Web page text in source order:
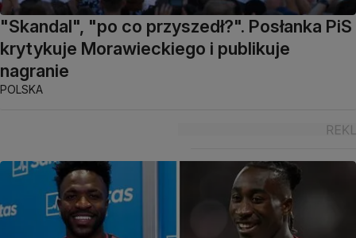
"Skandal", "po co przyszedł?". Posłanka PiS
krytykuje Morawieckiego i publikuje
nagranie
POLSKA